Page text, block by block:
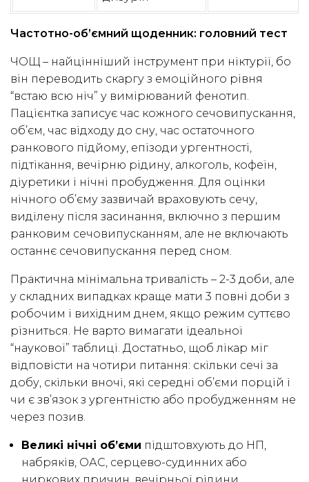
Частотно-об’ємний щоденник: головний тест
ЧОЩ – найцінніший інструмент при ніктурії, бо
він переводить скаргу з емоційного рівня
“встаю всю ніч” у вимірюваний фенотип.
Пацієнтка записує час кожного сечовипускання,
об’єм, час відходу до сну, час остаточного
ранкового підйому, епізоди ургентності,
підтікання, вечірню рідину, алкоголь, кофеїн,
діуретики і нічні пробудження. Для оцінки
нічного об’єму зазвичай враховують сечу,
виділену після засинання, включно з першим
ранковим сечовипусканням, але не включають
останнє сечовипускання перед сном.
Практична мінімальна тривалість – 2-3 доби, але
у складних випадках краще мати 3 повні доби з
робочим і вихідним днем, якщо режим суттєво
різниться. Не варто вимагати ідеальної
“наукової” таблиці. Достатньо, щоб лікар міг
відповісти на чотири питання: скільки сечі за
добу, скільки вночі, які середні об’єми порцій і
чи є зв’язок з ургентністю або пробудженням не
через позив.
Великі нічні об’єми підштовхують до НП,
набряків, ОАС, серцево-судинних або